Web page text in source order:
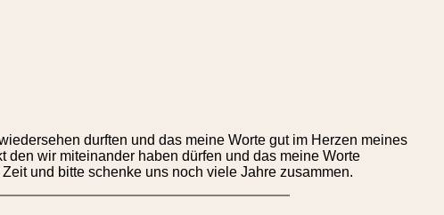
durften und das meine Worte gut im Herzen meines
wir miteinander haben dürfen und das meine Worte
und bitte schenke uns noch viele Jahre zusammen.